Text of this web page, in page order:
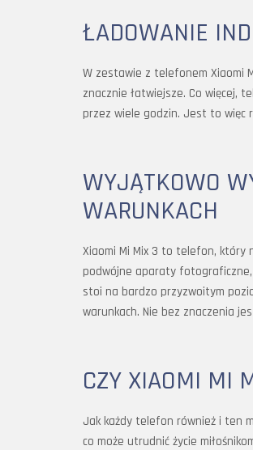
ŁADOWANIE
W zestawie z telefonem Xiaomi
znacznie łatwiejsze. Co więcej,
przez wiele godzin. Jest to więc
WYJĄTKOWO
WARUNKACH
Xiaomi Mi Mix 3 to telefon, który
podwójne aparaty fotograficzne,
stoi na bardzo przyzwoitym
warunkach. Nie bez znaczenia
CZY XIAOMI MI
Jak każdy telefon również i ten
co może utrudnić życie